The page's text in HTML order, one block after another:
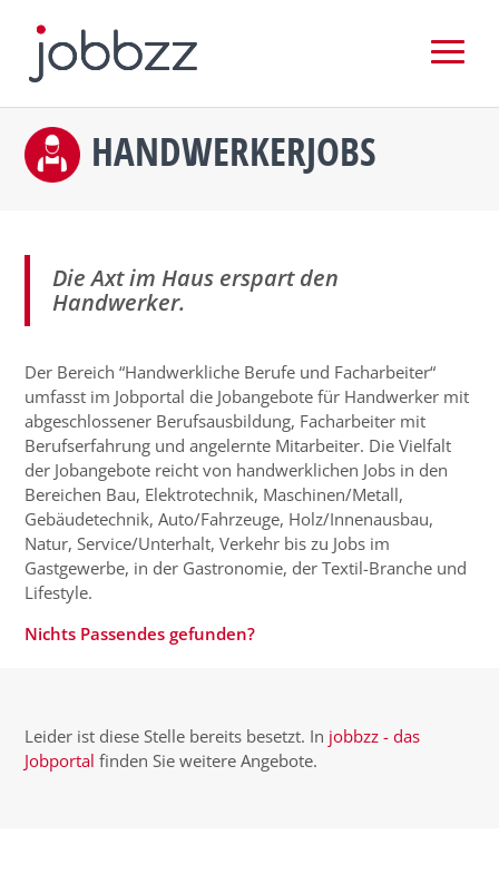
HANDWERKERJOBS
Die Axt im Haus erspart den
Handwerker.
Der Bereich “Handwerkliche Berufe und Facharbeiter“
umfasst im Jobportal die Jobangebote für Handwerker mit
abgeschlossener Berufsausbildung, Facharbeiter mit
Berufserfahrung und angelernte Mitarbeiter. Die Vielfalt
der Jobangebote reicht von handwerklichen Jobs in den
Bereichen Bau, Elektrotechnik, Maschinen/Metall,
Gebäudetechnik, Auto/Fahrzeuge, Holz/Innenausbau,
Natur, Service/Unterhalt, Verkehr bis zu Jobs im
Gastgewerbe, in der Gastronomie, der Textil-Branche und
Lifestyle.
Nichts Passendes gefunden?
Leider ist diese Stelle bereits besetzt. In jobbzz - das
Jobportal finden Sie weitere Angebote.